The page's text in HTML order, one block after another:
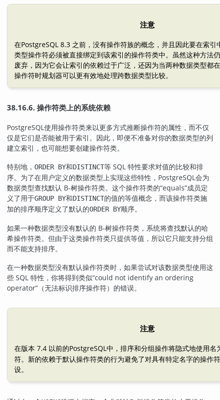
注意
在PostgreSQL 8.3 之前，没有操作符族的概念，并且因此要在索引
类型操作符必须被直接绑定到该索引的操作符类中。虽然这种方法
废弃，因为它会让索引的依赖过于广泛，还因为当两种数据类型都
操作符时规划器可以更有效地处理跨数据类型比较。
38.16.6. 操作符类上的系统依赖
PostgreSQL使用操作符类来以更多方式推断操作符的属性，而不仅
仅是它们是否能被用于索引。因此，即便不准备对你的数据类型的列
建立索引，也可能想要创建操作符类。
特别地， ORDER BY和DISTINCT等 SQL 特性要求对值的比较和排
序。为了在用户定义的数据类型上实现这些特性， PostgreSQL会为
数据类型查找默认 B-树操作符类。这个操作符类的“equals”成员定
义了用于GROUP BY和DISTINCT的值的等值概念，而该操作符类施
加的排序顺序定义了默认的ORDER BY顺序。
如果一种数据类型没有默认的 B-树操作符类，系统将查找默认的哈
希操作符类。但由于这类操作符类只提供等值，所以它只能支持分组
而不能支持排序。
在一种数据类型没有默认操作符类时，如果尝试对该数据类型使用这
些 SQL 特性，你将得到类似“could not identify an ordering
operator” （无法标识排序操作符）的错误。
注意
在版本 7.4 以前的PostgreSQL中，排序和分组操作将隐式地使用名
符。新的依赖于默认操作符类的行为避免了对具有特定名字的操作
设。